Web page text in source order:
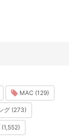
MAC (129)
グ (273)